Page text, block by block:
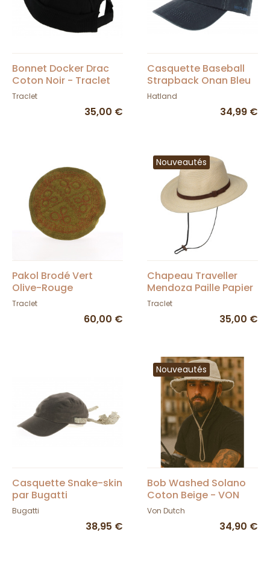
Bonnet Docker Drac
Coton Noir - Traclet
Traclet
35,00 €
Casquette Baseball
Strapback Onan Bleu
- Hatland
Hatland
34,99 €
Pakol Brodé Vert
Olive-Rouge
Traclet
60,00 €
Nouveautés
Chapeau Traveller
Mendoza Paille Papier
UPF 50+ - Traclet
Traclet
35,00 €
Casquette Snake-skin
par Bugatti
Bugatti
38,95 €
Nouveautés
Bob Washed Solano
Coton Beige - VON
DUTCH
Von Dutch
34,90 €